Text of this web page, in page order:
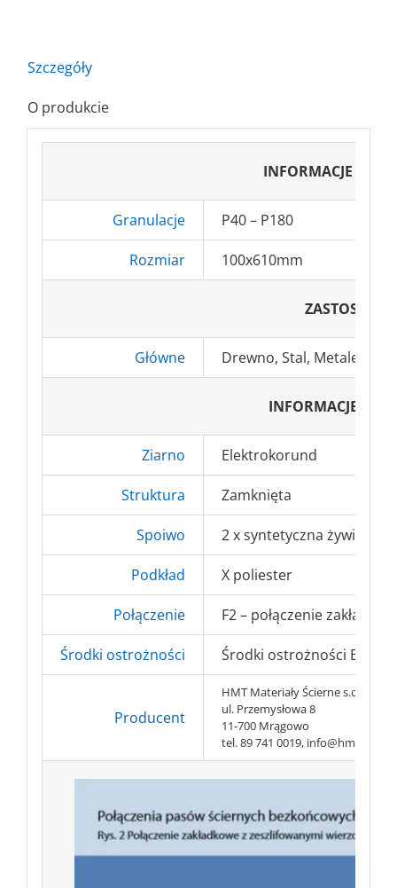
Szczegóły
O produkcie
INFORMACJE
Granulacje P40 – P180
Rozmiar 100x610mm
Główne Drewno, Stal, Metale
INFORMACJE
Ziarno Elektrokorund
Struktura Zamknięta
Spoiwo 2 x syntetyczna żywica
Podkład X poliester
Połączenie F2 – połączenie
Środki ostrożności Środki ostrożności BHP
Producent
HMT Materiały Ścierne s.c.
ul. Przemysłowa 8
11-700 Mrągowo
tel. 89 741 0019, info@hmt-abr.pl